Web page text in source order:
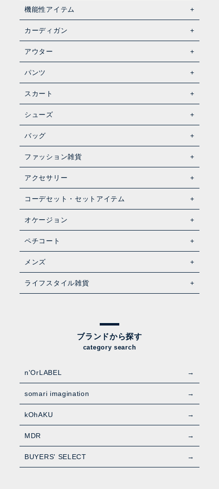
機能性アイテム
カーディガン
アウター
パンツ
スカート
シューズ
バッグ
ファッション雑貨
アクセサリー
コーデセット・セットアイテム
オケージョン
ペチコート
メンズ
ライフスタイル雑貨
ブランドから探す
category search
n'OrLABEL
somari imagination
kOhAKU
MDR
BUYERS' SELECT